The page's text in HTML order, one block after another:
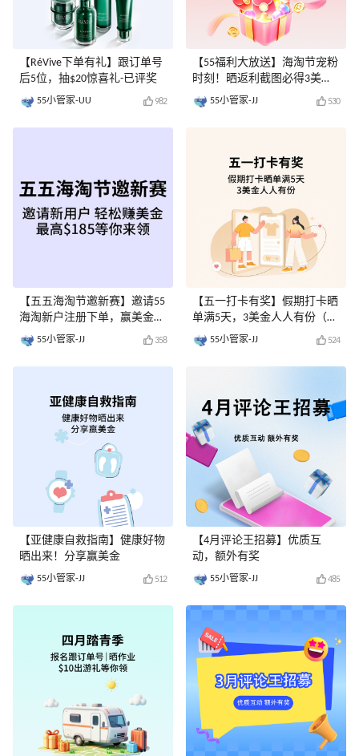
【RéVive下单有礼】跟订单号
后5位，抽$20惊喜礼-已评奖
55小管家-UU 982
【五五海淘节邀新赛】邀请55
海淘新户注册下单，赢美金奖
励-已评奖
55小管家-JJ 358
【亚健康自救指南】健康好物
晒出来！分享赢美金
55小管家-JJ 512
【55福利大放送】海淘节宠粉
时刻！晒返利截图必得3美金-
已评奖55小管家-JJ 530
【五一打卡有奖】假期打卡晒
单满5天，3美金人人有份（已
评奖）55小管家-JJ 524
【4月评论王招募】优质互
动，额外有奖
55小管家-JJ 485